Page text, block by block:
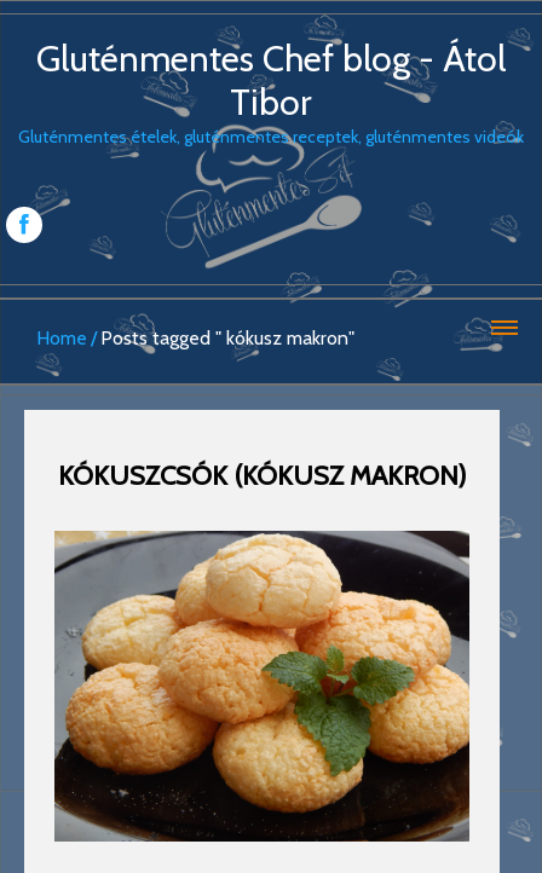
Gluténmentes Chef blog - Átol
Tibor
Gluténmentes ételek, gluténmentes receptek, gluténmentes videók
Home Posts tagged " kókusz makron"
KÓKUSZCSÓK (KÓKUSZ MAKRON)